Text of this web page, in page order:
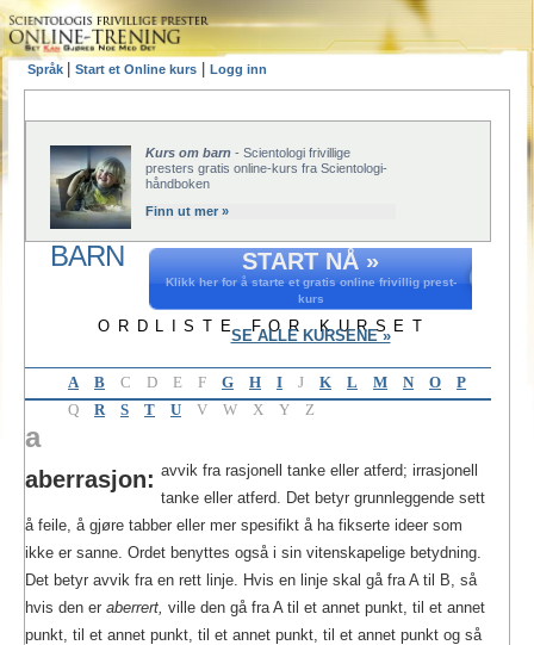
Språk Start et Online kurs Logg inn
Kurs om barn - Scientologi frivillige
presters gratis online-kurs fra Scientologi-
håndboken
Finn ut mer »
START NÅ »
Klikk her for å starte et gratis online frivillig prest-
kurs
SE ALLE KURSENE »
BARN
ORDLISTE FOR KURSET
A B C D E F G H I J K L M N O
P
Q
R S T U V W X Y Z
a
aberrasjon: avvik fra rasjonell tanke eller atferd; irrasjonell
tanke eller atferd. Det betyr grunnleggende sett
å feile, å gjøre tabber eller mer spesifikt å ha fikserte ideer som
ikke er sanne. Ordet benyttes også i sin vitenskapelige betydning.
Det betyr avvik fra en rett linje. Hvis en linje skal gå fra A til B, så
hvis den er aberrert, ville den gå fra A til et annet punkt, til et annet
punkt, til et annet punkt, til et annet punkt, til et annet punkt og så